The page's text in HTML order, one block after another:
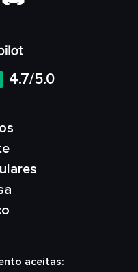
4.7/5.0
aceitas: